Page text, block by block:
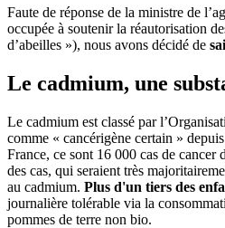
Faute de réponse de la ministre de
occupée à soutenir la réautorisation
d’abeilles »), nous avons décidé de
Le cadmium, une
Le cadmium est classé par
comme « cancérigène certain »
France, ce sont 16 000 cas de cancer
des cas, qui seraient très
au cadmium. Plus d'un tiers des
journalière tolérable via la
pommes de terre non bio.